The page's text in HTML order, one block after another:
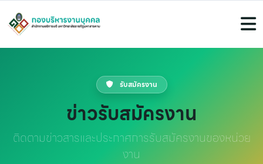
รับสมัครงาน
ข่าวรับสมัครงาน
ติดตามข่าวสารและประกาศการรับสมัครงานของหน่วย
งาน